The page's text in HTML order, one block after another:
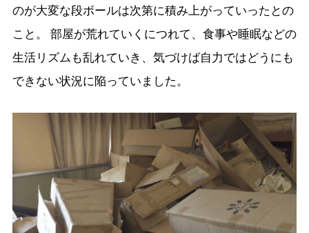
のが大変な段ボールは次第に積み上がっていったとの
こと。 部屋が荒れていくにつれて、食事や睡眠などの
生活リズムも乱れていき、気づけば自力ではどうにも
できない状況に陥っていました。